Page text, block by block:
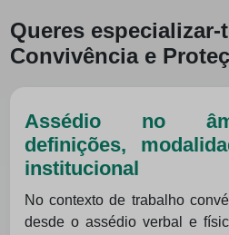
Queres
Convivência e
Assédio no
definições,
institucional
No contexto de trabalho
desde o assédio verbal e